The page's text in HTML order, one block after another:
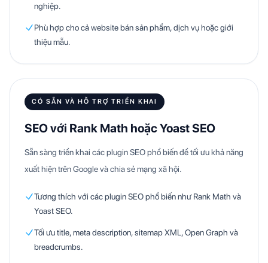
nghiệp.
Phù hợp cho cả website bán sản phẩm, dịch vụ hoặc giới
thiệu mẫu.
CÓ SẴN VÀ HỖ TRỢ TRIỂN KHAI
SEO với Rank Math hoặc Yoast SEO
Sẵn sàng triển khai các plugin SEO phổ biến để tối ưu khả năng
xuất hiện trên Google và chia sẻ mạng xã hội.
Tương thích với các plugin SEO phổ biến như Rank Math và
Yoast SEO.
Tối ưu title, meta description, sitemap XML, Open Graph và
breadcrumbs.